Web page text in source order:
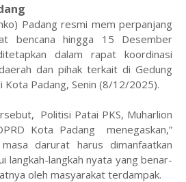
Padang resmi mem perpanjang
bencana hingga 15 Desember
dalam rapat koordinasi
dan pihak terkait di Gedung
Kota Padang, Senin (8/12/2025).
Politisi Patai PKS, Muharlion
Kota Padang menegaskan,”
darurat harus dimanfaatkan
langkah-langkah nyata yang benar-
oleh masyarakat terdampak.